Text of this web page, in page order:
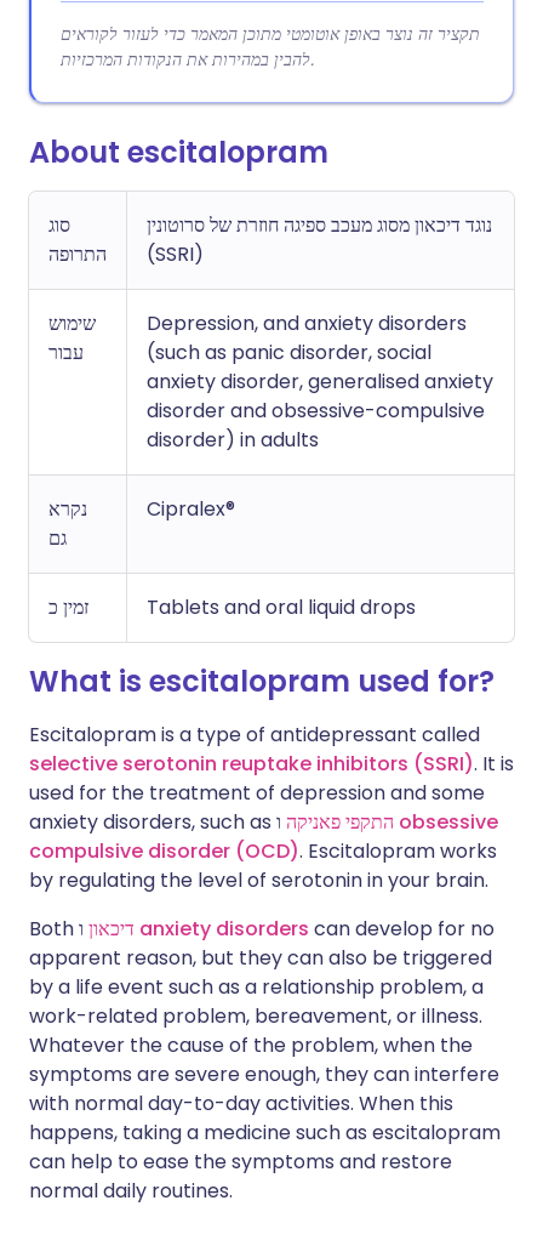
תקציר זה נוצר באופן אוטומטי מתוכן המאמר כדי לעזור לקוראים
להבין במהירות את הנקודות המרכזיות.
About escitalopram
סוג
התרופה
נוגד דיכאון מסוג מעכב ספיגה חוזרת של סרוטונין
(SSRI)
שימוש
עבור
Depression, and anxiety disorders
(such as panic disorder, social
anxiety disorder, generalised anxiety
disorder and obsessive-compulsive
disorder) in adults
נקרא
גם
Cipralex®
זמין כ Tablets and oral liquid drops
What is escitalopram used for?
Escitalopram is a type of antidepressant called
selective serotonin reuptake inhibitors (SSRI). It is
used for the treatment of depression and some
anxiety disorders, such as התקפי פאניקה obsessive
compulsive disorder (OCD). Escitalopram works
by regulating the level of serotonin in your brain.
Both דיכאון anxiety disorders can develop for no
apparent reason, but they can also be triggered
by a life event such as a relationship problem, a
work-related problem, bereavement, or illness.
Whatever the cause of the problem, when the
symptoms are severe enough, they can interfere
with normal day-to-day activities. When this
happens, taking a medicine such as escitalopram
can help to ease the symptoms and restore
normal daily routines.